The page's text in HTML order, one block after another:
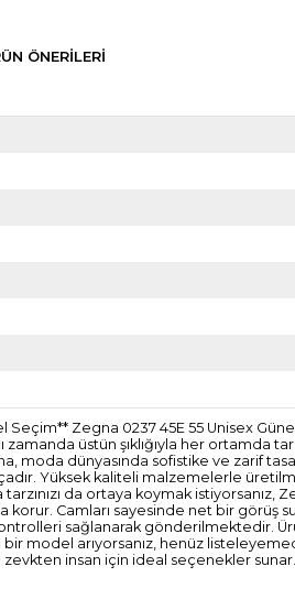
ÖNERILERI
Seçim** Zegna 0237 45E 55 Unisex
üstün şıklığıyla her ortamda
dünyasında sofistike ve zarif
Yüksek kaliteli malzemelerle
da ortaya koymak
korur. Camları sayesinde net bir
kontrolleri sağlanarak
model arıyorsanız, henüz
insan için ideal seçenekler